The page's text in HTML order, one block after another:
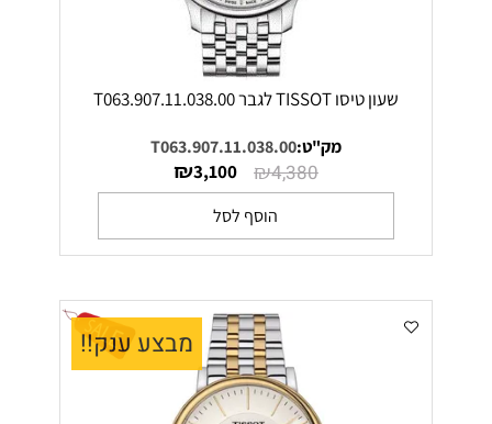
שעון טיסו TISSOT לגבר T063.907.11.038.00
מק"ט:T063.907.11.038.00
₪4,380
₪3,100
הוסף לסל
מבצע ענק!!